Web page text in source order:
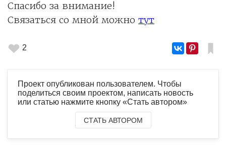
Спасибо за внимание!
Связаться со мной можно тут
2
Проект опубликован пользователем. Чтобы
поделиться своим проектом, написать новость
или статью нажмите кнопку «Стать автором»
СТАТЬ АВТОРОМ